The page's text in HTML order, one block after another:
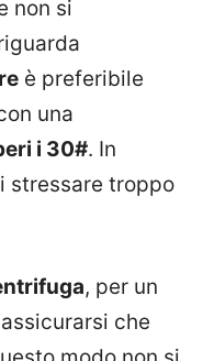
non si
è preferibile
una
i 30#. In
stressare troppo
, per un
che